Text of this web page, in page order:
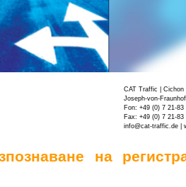
на
CAT Traffic | Cichon
Joseph-von-
Fon: +49 (0) 7 21-83
Fax: +49 (0) 7 21-83
info@cat-traffic.de |